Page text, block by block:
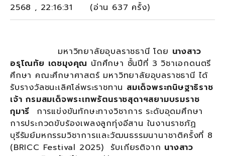
2568 , 22:16:31 (อ่าน 637 ครั้ง)
มหาวิทยาลัยอุบลราชธานี โดย นางสาว
อรุโณทัย เดชมุงคุณ นักศึกษา ชั้นปีที่ 3 วิชาเอกดนตรี
ศึกษา คณะศึกษาศาสตร์ มหาวิทยาลัยอุบลราชธานี ได้
รับรางวัลชนะเลิศโล่พระราชทาน สมเด็จพระกนิษฐาธิราช
เจ้า กรมสมเด็จพระเทพรัตนราชสุดาฯสยามบรมราช
กุมารี การแข่งขันทักษะทางวิชาการ ระดับอุดมศึกษา
การประกวดขับร้องเพลงลูกทุ่งอีสาน ในงานราชภัฏ
บุรีรัมย์มหกรรมวิชาการเเละวัฒนธรรมนานาชาติครั้งที่ 8
(BRICC Festival 2025) รับเกียรติจาก นางสาว